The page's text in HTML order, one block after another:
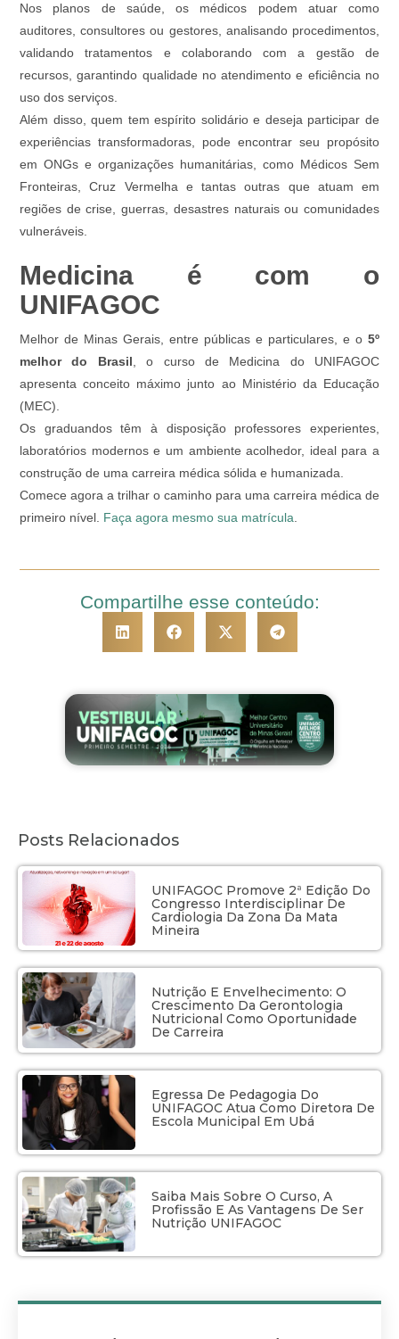
Nos planos de saúde, os médicos podem atuar como
auditores, consultores ou gestores, analisando procedimentos,
validando tratamentos e colaborando com a gestão de
recursos, garantindo qualidade no atendimento e eficiência no
uso dos serviços.
Além disso, quem tem espírito solidário e deseja participar de
experiências transformadoras, pode encontrar seu propósito
em ONGs e organizações humanitárias, como Médicos Sem
Fronteiras, Cruz Vermelha e tantas outras que atuam em
regiões de crise, guerras, desastres naturais ou comunidades
vulneráveis.
Medicina é com o
UNIFAGOC
Melhor de Minas Gerais, entre públicas e particulares, e o 5º
melhor do Brasil, o curso de Medicina do UNIFAGOC
apresenta conceito máximo junto ao Ministério da Educação
(MEC).
Os graduandos têm à disposição professores experientes,
laboratórios modernos e um ambiente acolhedor, ideal para a
construção de uma carreira médica sólida e humanizada.
Comece agora a trilhar o caminho para uma carreira médica de
primeiro nível. Faça agora mesmo sua matrícula.
Compartilhe esse conteúdo:
Posts Relacionados
UNIFAGOC Promove 2ª Edição Do
Congresso Interdisciplinar De
Cardiologia Da Zona Da Mata
Mineira
Nutrição E Envelhecimento: O
Crescimento Da Gerontologia
Nutricional Como Oportunidade
De Carreira
Egressa De Pedagogia Do
UNIFAGOC Atua Como Diretora De
Escola Municipal Em Ubá
Saiba Mais Sobre O Curso, A
Profissão E As Vantagens De Ser
Nutrição UNIFAGOC